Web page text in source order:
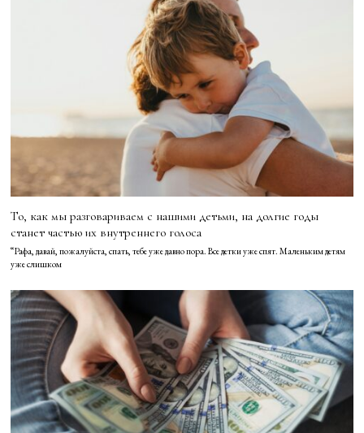
То, как мы разговариваем с нашими детьми, на долгие годы
станет частью их внутреннего голоса
“Рафа, давай, пожалуйста, спать, тебе уже давно пора. Все детки уже спят. Маленьким детям
уже слишком